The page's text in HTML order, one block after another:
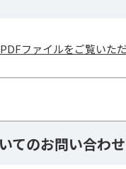
PDFファイルをご覧いた
てのお問い合わ